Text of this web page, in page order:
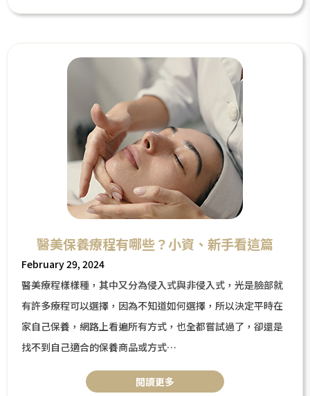
醫美保養療程有哪些？小資、新手看這篇
February 29, 2024
醫美療程樣樣種，其中又分為侵入式與非侵入式，光是臉部就
有許多療程可以選擇，因為不知道如何選擇，所以決定平時在
家自己保養，網路上看遍所有方式，也全都嘗試過了，卻還是
找不到自己適合的保養商品或方式
遇到這樣的問題，是否想過是你的肌膚出狀況了，因此無法吸
收補充進去的保養品，今天將針對「醫美保養」療程做分享，
閲讀更多